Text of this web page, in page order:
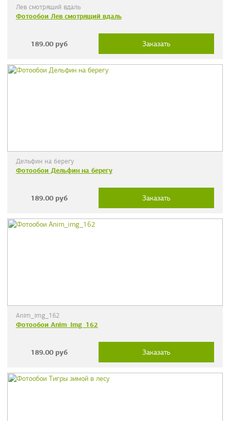
Лев смотрящий вдаль
Фотообои Лев смотрящий вдаль
189.00 руб Заказать
Дельфин на берегу
Фотообои Дельфин на берегу
189.00 руб Заказать
Anim_img_162
Фотообои Anim_img_162
189.00 руб Заказать